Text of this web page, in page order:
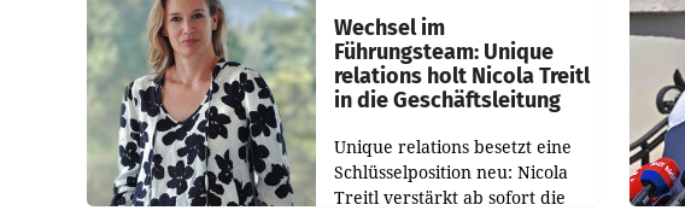
werden.
Wechsel im
Führungsteam: Unique
relations holt Nicola Treitl
in die Geschäftsleitung
Unique relations besetzt eine
Schlüsselposition neu: Nicola
Treitl verstärkt ab sofort die